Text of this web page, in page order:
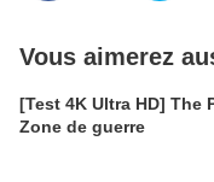
Vous aimerez
[Test 4K Ultra HD] The
Zone de guerre